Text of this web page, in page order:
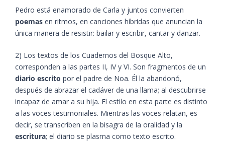
Pedro está enamorado de Carla y juntos convierten
poemas en ritmos, en canciones híbridas que anuncian la
única manera de resistir: bailar y escribir, cantar y danzar.
2) Los textos de los Cuadernos del Bosque Alto,
corresponden a las partes II, IV y VI. Son fragmentos de un
diario escrito por el padre de Noa. Él la abandonó,
después de abrazar el cadáver de una llama; al descubrirse
incapaz de amar a su hija. El estilo en esta parte es distinto
a las voces testimoniales. Mientras las voces relatan, es
decir, se transcriben en la bisagra de la oralidad y la
escritura; el diario se plasma como texto escrito.